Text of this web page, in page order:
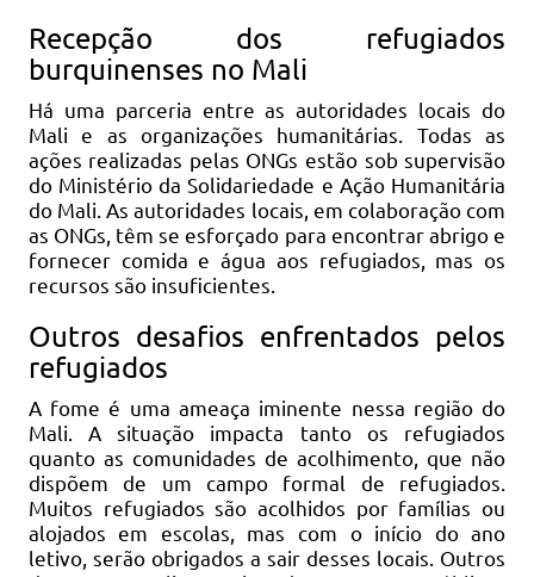
Recepção dos refugiados
burquinenses no Mali
Há uma parceria entre as autoridades locais do
Mali e as organizações humanitárias. Todas as
ações realizadas pelas ONGs estão sob supervisão
do Ministério da Solidariedade e Ação Humanitária
do Mali. As autoridades locais, em colaboração com
as ONGs, têm se esforçado para encontrar abrigo e
fornecer comida e água aos refugiados, mas os
recursos são insuficientes.
Outros desafios enfrentados pelos
refugiados
A fome é uma ameaça iminente nessa região do
Mali. A situação impacta tanto os refugiados
quanto as comunidades de acolhimento, que não
dispõem de um campo formal de refugiados.
Muitos refugiados são acolhidos por famílias ou
alojados em escolas, mas com o início do ano
letivo, serão obrigados a sair desses locais. Outros